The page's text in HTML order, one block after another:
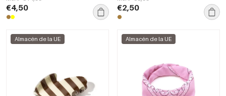
diario.
€4,50 €2,50
Almacén de la UE Almacén de la UE